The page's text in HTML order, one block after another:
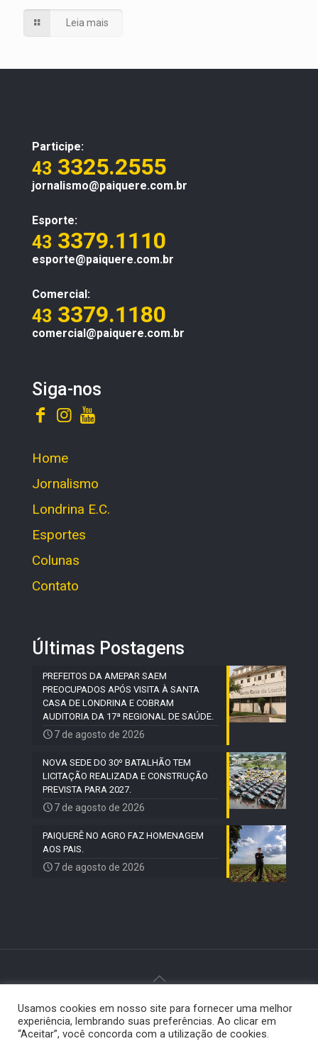
Leia mais
Participe:
43 3325.2555
jornalismo@paiquere.com.br
Esporte:
43 3379.1110
esporte@paiquere.com.br
Comercial:
43 3379.1180
comercial@paiquere.com.br
Siga-nos
Home
Jornalismo
Londrina E.C.
Esportes
Colunas
Contato
Últimas Postagens
PREFEITOS DA AMEPAR SAEM
PREOCUPADOS APÓS VISITA À SANTA
CASA DE LONDRINA E COBRAM
AUDITORIA DA 17ª REGIONAL DE SAÚDE.
7 de agosto de 2026
NOVA SEDE DO 30º BATALHÃO TEM
LICITAÇÃO REALIZADA E CONSTRUÇÃO
PREVISTA PARA 2027.
7 de agosto de 2026
PAIQUERÊ NO AGRO FAZ HOMENAGEM
AOS PAIS.
7 de agosto de 2026
© 2024 Paiquerê - Todos os direitos reservados |
Desenvolvido porElemento Visual .
Usamos cookies em nosso site para fornecer uma melhor
experiência, lembrando suas preferências. Ao clicar em
“Aceitar”, você concorda com a utilização de cookies.